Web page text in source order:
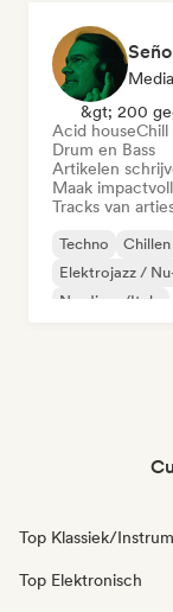
&gt; 200
Acid house
Drum en Bass
Artikelen
Maak
Tracks van
Techno Chillen
Elektrojazz /
Nu-disco/Italo
Top Klassiek/
Top Elektronisch